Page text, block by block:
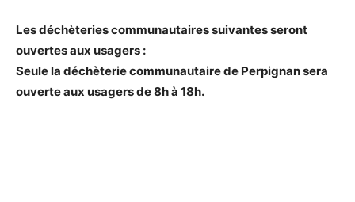
Les déchèteries communautaires suivantes seront
ouvertes aux usagers :
Seule la déchèterie communautaire de Perpignan sera
ouverte aux usagers de 8h à 18h.